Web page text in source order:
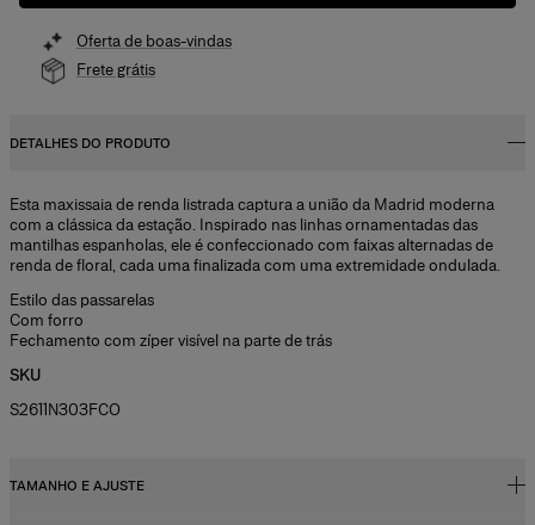
Oferta de boas-vindas
Frete grátis
DETALHES DO PRODUTO
Esta maxissaia de renda listrada captura a união da Madrid moderna
com a clássica da estação. Inspirado nas linhas ornamentadas das
mantilhas espanholas, ele é confeccionado com faixas alternadas de
renda de floral, cada uma finalizada com uma extremidade ondulada.
Estilo das passarelas
Com forro
Fechamento com zíper visível na parte de trás
SKU
S2611N303FCO
TAMANHO E AJUSTE